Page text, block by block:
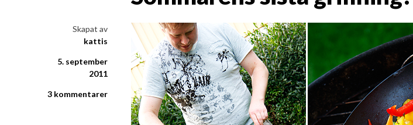
Skapat av
kattis
5. september
2011
3 kommentarer